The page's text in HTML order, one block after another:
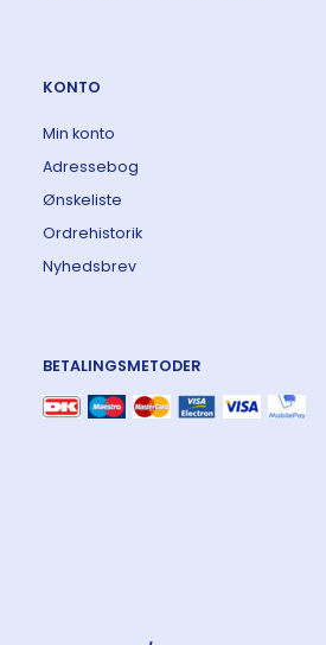
KONTO
Min konto
Adressebog
Ønskeliste
Ordrehistorik
Nyhedsbrev
BETALINGSMETODER